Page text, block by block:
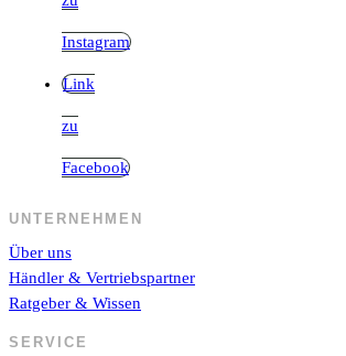
Instagram
Link
zu
Facebook
UNTERNEHMEN
Über uns
Händler & Vertriebspartner
Ratgeber & Wissen
SERVICE